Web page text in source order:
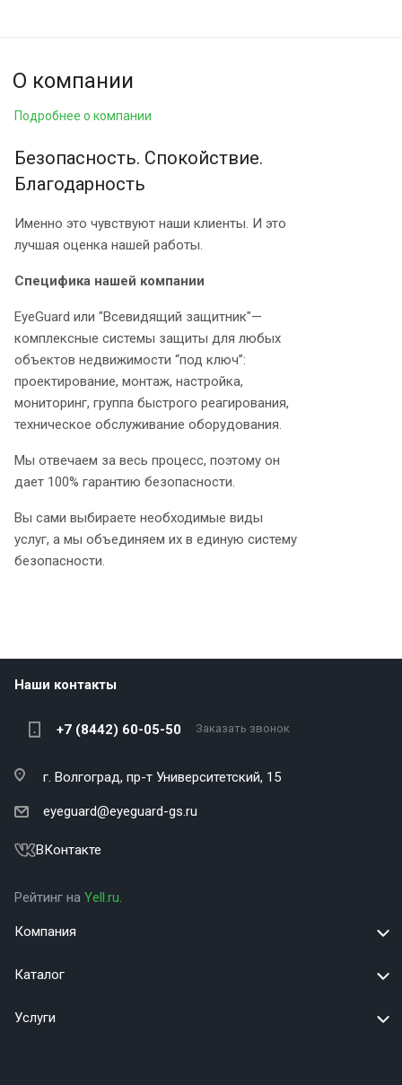
О компании
Подробнее о компании
Безопасность. Спокойствие.
Благодарность
Именно это чувствуют наши клиенты. И это
лучшая оценка нашей работы.
Специфика нашей компании
EyeGuard или "Всевидящий защитник"—
комплексные системы защиты для любых
объектов недвижимости “под ключ”:
проектирование, монтаж, настройка,
мониторинг, группа быстрого реагирования,
техническое обслуживание оборудования.
Мы отвечаем за весь процесс, поэтому он
дает 100% гарантию безопасности.
Вы сами выбираете необходимые виды
услуг, а мы объединяем их в единую систему
безопасности.
Наши контакты
+7 (8442) 60-05-50 Заказать звонок
г. Волгоград, пр-т Университетский, 15
eyeguard@eyeguard-gs.ru
ВКонтакте
Рейтинг на Yell.ru.
Компания
Каталог
Услуги